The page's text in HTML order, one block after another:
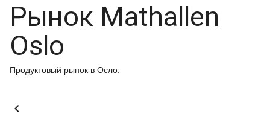
Рынок Mathallen
Oslo
Продуктовый рынок в Осло.
